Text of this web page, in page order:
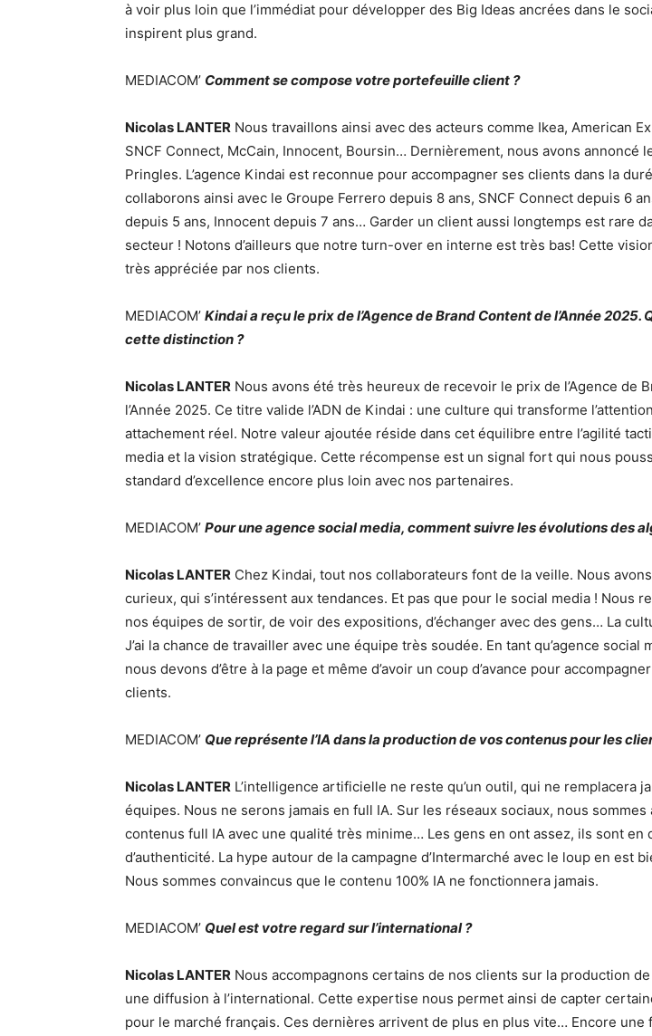
à voir plus loin que l’immédiat pour développer des Big Ideas ancrées dans le
inspirent plus grand.
MEDIACOM’ Comment se compose votre portefeuille client ?
Nicolas LANTER Nous travaillons ainsi avec des acteurs comme Ikea, American
SNCF Connect, McCain, Innocent, Boursin… Dernièrement, nous avons annoncé
Pringles. L’agence Kindai est reconnue pour accompagner ses clients dans la
collaborons ainsi avec le Groupe Ferrero depuis 8 ans, SNCF Connect depuis 6
depuis 5 ans, Innocent depuis 7 ans… Garder un client aussi longtemps est rare
secteur ! Notons d’ailleurs que notre turn-over en interne est très bas! Cette
très appréciée par nos clients.
MEDIACOM’ Kindai a reçu le prix de l’Agence de Brand Content de l’Année 2025.
cette distinction ?
Nicolas LANTER Nous avons été très heureux de recevoir le prix de l’Agence de
l’Année 2025. Ce titre valide l’ADN de Kindai : une culture qui transforme
attachement réel. Notre valeur ajoutée réside dans cet équilibre entre l’agilité
media et la vision stratégique. Cette récompense est un signal fort qui nous
standard d’excellence encore plus loin avec nos partenaires.
MEDIACOM’ Pour une agence social media, comment suivre les évolutions des
Nicolas LANTER Chez Kindai, tout nos collaborateurs font de la veille. Nous
curieux, qui s’intéressent aux tendances. Et pas que pour le social media ! Nous
nos équipes de sortir, de voir des expositions, d’échanger avec des gens… La
J’ai la chance de travailler avec une équipe très soudée. En tant qu’agence social
nous devons d’être à la page et même d’avoir un coup d’avance pour
clients.
MEDIACOM’ Que représente l’IA dans la production de vos contenus pour les
Nicolas LANTER L’intelligence artificielle ne reste qu’un outil, qui ne remplacera
équipes. Nous ne serons jamais en full IA. Sur les réseaux sociaux, nous sommes
contenus full IA avec une qualité très minime… Les gens en ont assez, ils sont en
d’authenticité. La hype autour de la campagne d’Intermarché avec le loup en est
Nous sommes convaincus que le contenu 100% IA ne fonctionnera jamais.
MEDIACOM’ Quel est votre regard sur l’international ?
Nicolas LANTER Nous accompagnons certains de nos clients sur la production
une diffusion à l’international. Cette expertise nous permet ainsi de capter
pour le marché français. Ces dernières arrivent de plus en plus vite… Encore une